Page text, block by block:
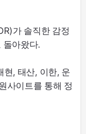
가 솔직한 감정
돌아왔다.
현, 태산, 이한, 운
사이트를 통해 정